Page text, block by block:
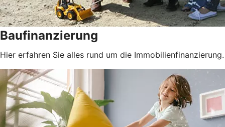
Baufinanzierung
Hier erfahren Sie alles rund um die Immobilienfinanzierung.